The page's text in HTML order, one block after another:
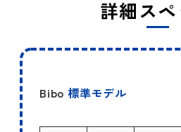
詳細スペ
Bibo 標準モデル